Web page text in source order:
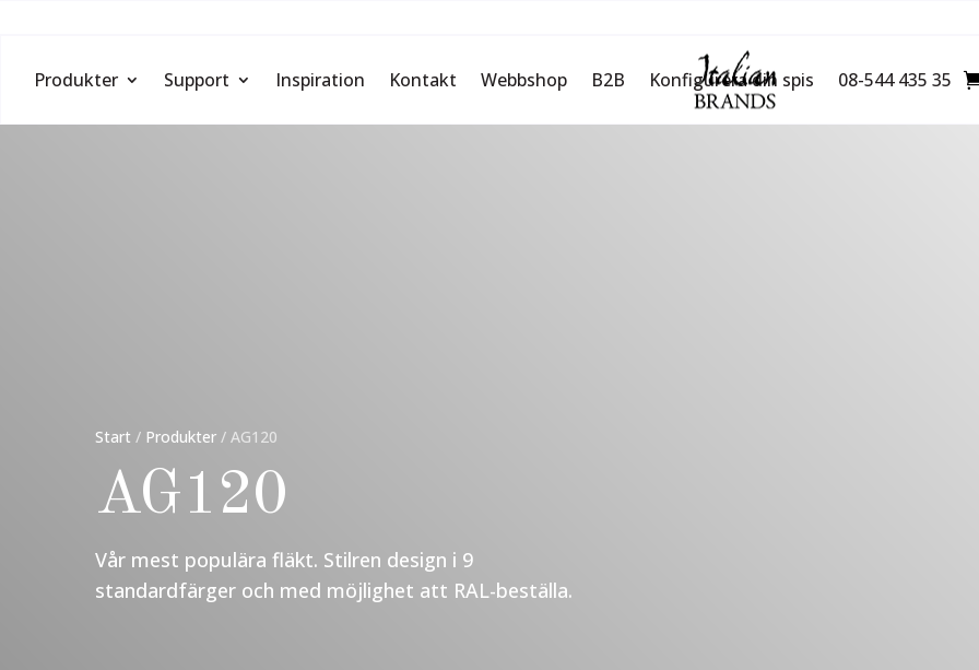
Produkter Support Inspiration Kontakt Webbshop B2B Konfigurera din spis 08-544 435 35
Start / Produkter / AG120
AG120
Vår mest populära fläkt. Stilren design i 9
standardfärger och med möjlighet att RAL-beställa.